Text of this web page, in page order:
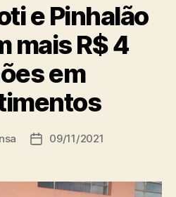
e Pinhalão
mais R$ 4
em
Data09/11/2021